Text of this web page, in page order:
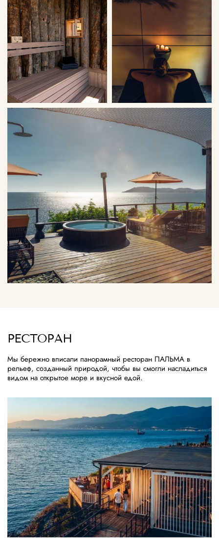
РЕСТОРАН
Мы бережно вписали панорамный ресторан ПАЛЬМА в
рельеф, созданный природой, чтобы вы смогли насладиться
видом на открытое море и вкусной едой.